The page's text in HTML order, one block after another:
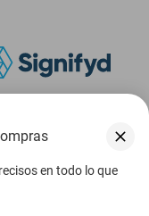
en todo lo que